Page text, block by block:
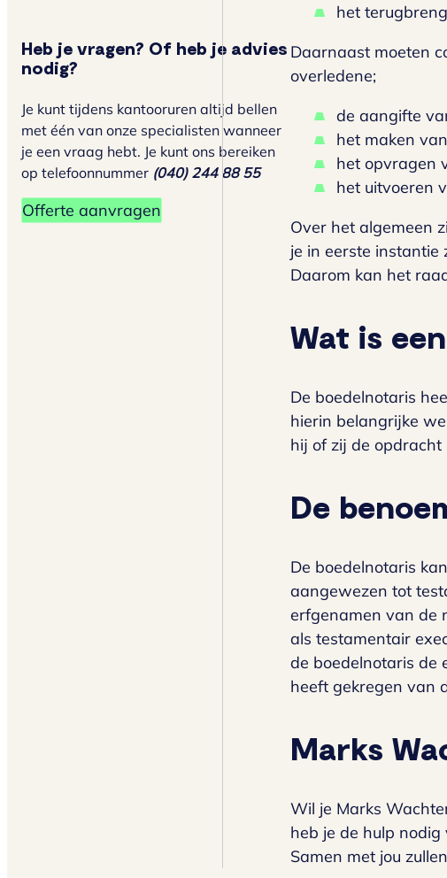
Heb je vragen? Of heb je advies
nodig?
Je kunt tijdens kantooruren altijd bellen
met één van onze specialisten wanneer
je een vraag hebt. Je kunt ons bereiken
op telefoonnummer (040) 244 88 55
Offerte aanvragen
het
Daarnaast moeten
overledene;
de aangifte
het maken
het opvragen
het uitvoeren
Over het algemeen
je in eerste instantie
Daarom kan het
Wat is
De boedelnotaris
hierin belangrijke
hij of zij de
De
De boedelnotaris
aangewezen tot
erfgenamen van de
als testamentair
de boedelnotaris de
heeft gekregen van
Marks
Wil je Marks
heb je de hulp
Samen met jou